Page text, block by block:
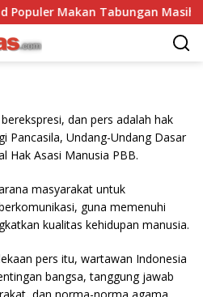
Populer Makan Tabungan Masih
dan pers adalah hak
Pancasila, Undang-Undang Dasar
Hak Asasi Manusia PBB.
masyarakat untuk
guna memenuhi
kualitas kehidupan manusia.
pers itu, wartawan Indonesia
bangsa, tanggung jawab